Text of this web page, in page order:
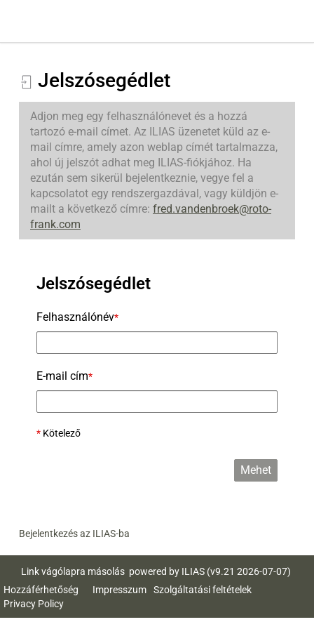
Jelszósegédlet
Adjon meg egy felhasználónevet és a hozzá
tartozó e-mail címet. Az ILIAS üzenetet küld az e-
mail címre, amely azon weblap címét tartalmazza,
ahol új jelszót adhat meg ILIAS-fiókjához. Ha
ezután sem sikerül bejelentkeznie, vegye fel a
kapcsolatot egy rendszergazdával, vagy küldjön e-
mailt a következő címre: fred.vandenbroek@roto-
frank.com
Jelszósegédlet
Felhasználónév*
E-mail cím*
* Kötelező
Mehet
Bejelentkezés az ILIAS-ba
Link vágólapra másolás powered by ILIAS (v9.21 2026-07-07)
Impresszum
Hozzáférhetőség
Szolgáltatási feltételek
Privacy Policy